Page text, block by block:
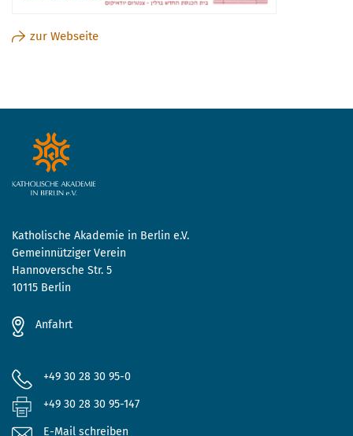
zur Webseite
Katholische Akademie in Berlin e.V.
Gemeinnütziger Verein
Hannoversche Str. 5
10115 Berlin
Anfahrt
+49 30 28 30 95-0
+49 30 28 30 95-147
E-Mail schreiben